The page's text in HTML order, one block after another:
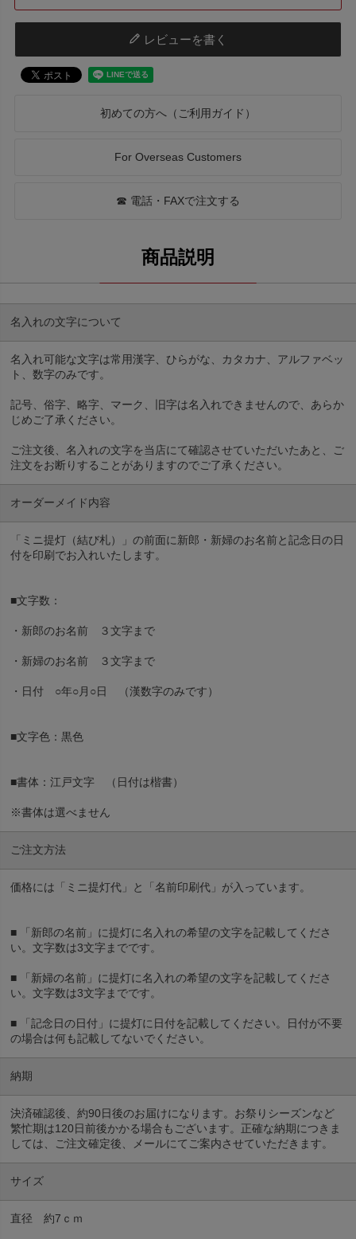
レビューを書く
初めての方へ（ご利用ガイド）
For Overseas Customers
☎ 電話・FAXで注文する
名入れの文字について
名入れ可能な文字は常用漢字、ひらがな、カタカナ、アルファベッ
ト、数字のみです。
記号、俗字、略字、マーク、旧字は名入れできませんので、あらか
じめご了承ください。
ご注文後、名入れの文字を当店にて確認させていただいたあと、ご
注文をお断りすることがありますのでご了承ください。
オーダーメイド内容
「ミニ提灯（結び札）」の前面に新郎・新婦のお名前と記念日の日
付を印刷でお入れいたします。
■文字数：
・新郎のお名前 ３文字まで
・新婦のお名前 ３文字まで
・日付 ○年○月○日 （漢数字のみです）
■文字色：黒色
■書体：江戸文字 （日付は楷書）
※書体は選べません
ご注文方法
価格には「ミニ提灯代」と「名前印刷代」が入っています。
■ 「新郎の名前」に提灯に名入れの希望の文字を記載してくださ
い。文字数は3文字までです。
■ 「新婦の名前」に提灯に名入れの希望の文字を記載してくださ
い。文字数は3文字までです。
■ 「記念日の日付」に提灯に日付を記載してください。日付が不要
の場合は何も記載してないでください。
納期
決済確認後、約90日後のお届けになります。お祭りシーズンなど
繁忙期は120日前後かかる場合もございます。正確な納期につきま
しては、ご注文確定後、メールにてご案内させていただきます。
サイズ
直径 約7ｃｍ